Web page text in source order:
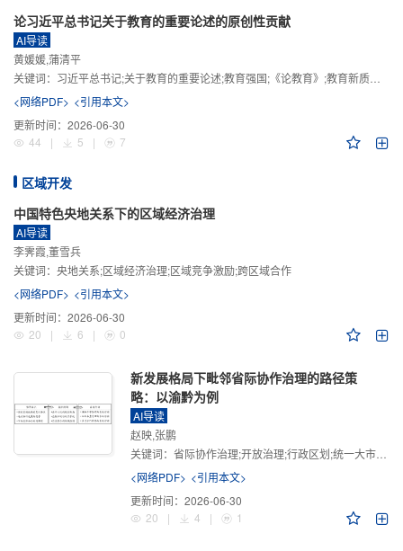
论习近平总书记关于教育的重要论述的原创性贡献
AI导读
黄媛媛,蒲清平
关键词： 习近平总书记;关于教育的重要论述;教育强国;《论教育》;教育新质生产力;教育人工智能
<网络PDF> <引用本文>
更新时间： 2026-06-30
44
| 5 | 7
区域开发
中国特色央地关系下的区域经济治理
AI导读
李霁霞,董雪兵
关键词： 央地关系;区域经济治理;区域竞争激励;跨区域合作
<网络PDF> <引用本文>
更新时间： 2026-06-30
20
| 6 | 0
新发展格局下毗邻省际协作治理的路径策
略：以渝黔为例
AI导读
赵映,张鹏
关键词： 省际协作治理;开放治理;行政区划;统一大市场;新发展格局
<网络PDF> <引用本文>
更新时间： 2026-06-30
20
| 4 | 1